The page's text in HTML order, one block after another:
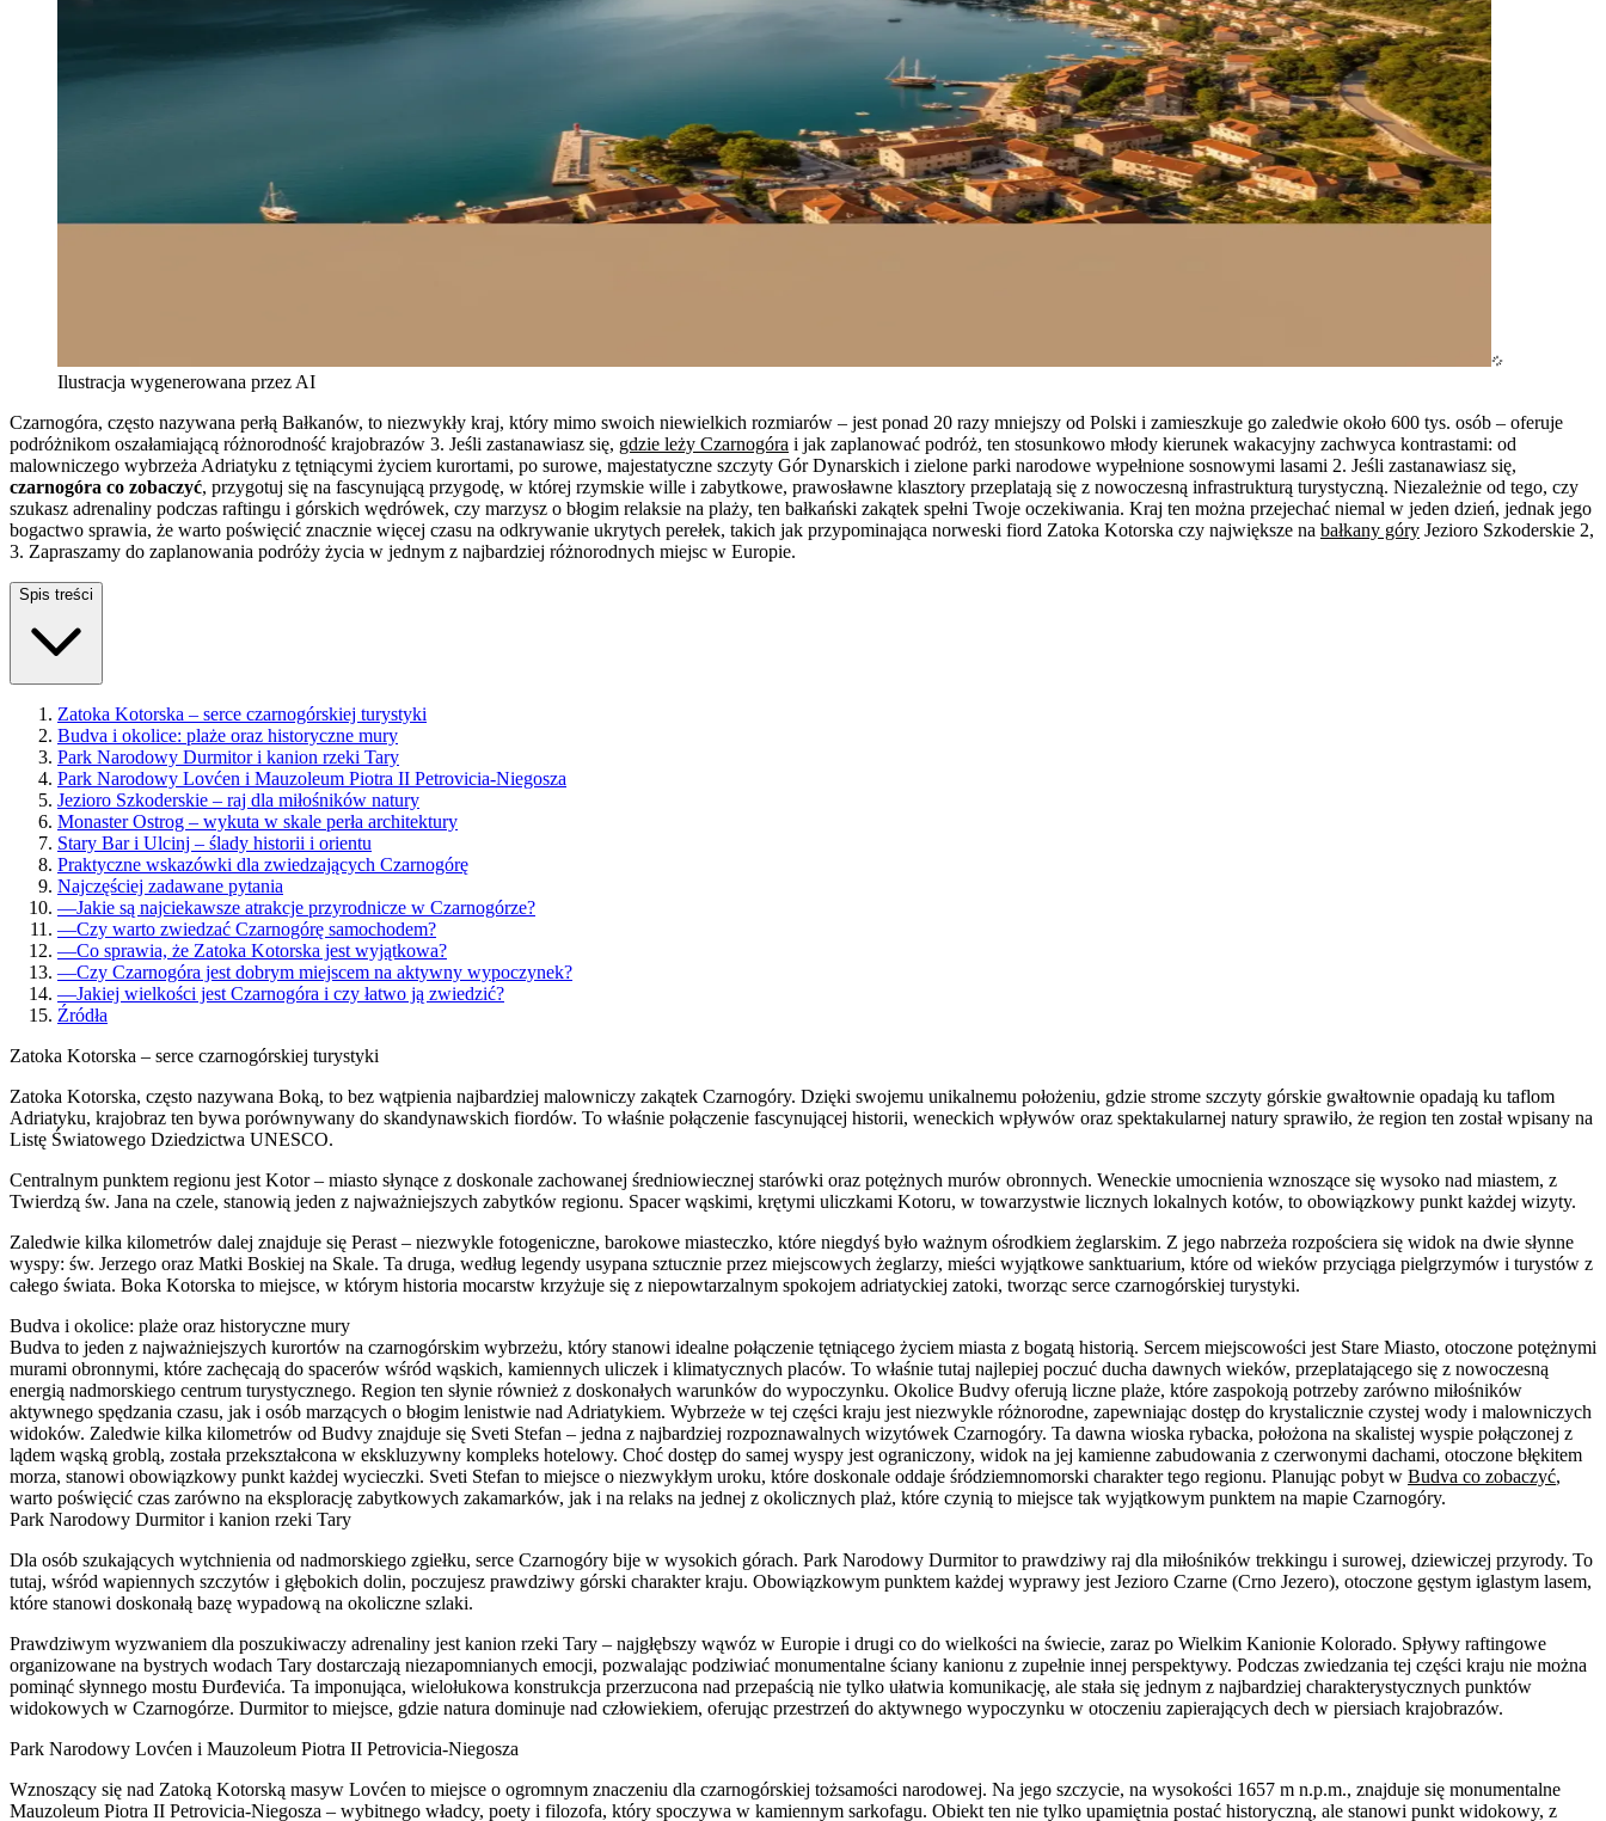
Ilustracja wygenerowana przez AI
Czarnogóra, często nazywana perłą Bałkanów, to niezwykły kraj, który mimo swoich niewielkich rozmiarów – jest ponad 20 razy mniejszy od Polski i zamieszkuje go zaledwie około 600 tys. osób – oferuje
podróżnikom oszałamiającą różnorodność krajobrazów 3. Jeśli zastanawiasz się, gdzie leży Czarnogóra i jak zaplanować podróż, ten stosunkowo młody kierunek wakacyjny zachwyca kontrastami: od
malowniczego wybrzeża Adriatyku z tętniącymi życiem kurortami, po surowe, majestatyczne szczyty Gór Dynarskich i zielone parki narodowe wypełnione sosnowymi lasami 2. Jeśli zastanawiasz się,
czarnogóra co zobaczyć, przygotuj się na fascynującą przygodę, w której rzymskie wille i zabytkowe, prawosławne klasztory przeplatają się z nowoczesną infrastrukturą turystyczną. Niezależnie od tego, czy
szukasz adrenaliny podczas raftingu i górskich wędrówek, czy marzysz o błogim relaksie na plaży, ten bałkański zakątek spełni Twoje oczekiwania. Kraj ten można przejechać niemal w jeden dzień, jednak jego
bogactwo sprawia, że warto poświęcić znacznie więcej czasu na odkrywanie ukrytych perełek, takich jak przypominająca norweski fiord Zatoka Kotorska czy największe na bałkany góry Jezioro Szkoderskie 2,
3. Zapraszamy do zaplanowania podróży życia w jednym z najbardziej różnorodnych miejsc w Europie.
Spis treści
Zatoka Kotorska – serce czarnogórskiej turystyki
Budva i okolice: plaże oraz historyczne mury
Park Narodowy Durmitor i kanion rzeki Tary
Park Narodowy Lovćen i Mauzoleum Piotra II Petrovicia-Niegosza
Jezioro Szkoderskie – raj dla miłośników natury
Monaster Ostrog – wykuta w skale perła architektury
Stary Bar i Ulcinj – ślady historii i orientu
Praktyczne wskazówki dla zwiedzających Czarnogórę
Najczęściej zadawane pytania
—Jakie są najciekawsze atrakcje przyrodnicze w Czarnogórze?
—Czy warto zwiedzać Czarnogórę samochodem?
—Co sprawia, że Zatoka Kotorska jest wyjątkowa?
—Czy Czarnogóra jest dobrym miejscem na aktywny wypoczynek?
—Jakiej wielkości jest Czarnogóra i czy łatwo ją zwiedzić?
Źródła
Zatoka Kotorska – serce czarnogórskiej turystyki
Zatoka Kotorska, często nazywana Boką, to bez wątpienia najbardziej malowniczy zakątek Czarnogóry. Dzięki swojemu unikalnemu położeniu, gdzie strome szczyty górskie gwałtownie opadają ku taflom
Adriatyku, krajobraz ten bywa porównywany do skandynawskich fiordów. To właśnie połączenie fascynującej historii, weneckich wpływów oraz spektakularnej natury sprawiło, że region ten został wpisany na
Listę Światowego Dziedzictwa UNESCO.
Centralnym punktem regionu jest Kotor – miasto słynące z doskonale zachowanej średniowiecznej starówki oraz potężnych murów obronnych. Weneckie umocnienia wznoszące się wysoko nad miastem, z
Twierdzą św. Jana na czele, stanowią jeden z najważniejszych zabytków regionu. Spacer wąskimi, krętymi uliczkami Kotoru, w towarzystwie licznych lokalnych kotów, to obowiązkowy punkt każdej wizyty.
Zaledwie kilka kilometrów dalej znajduje się Perast – niezwykle fotogeniczne, barokowe miasteczko, które niegdyś było ważnym ośrodkiem żeglarskim. Z jego nabrzeża rozpościera się widok na dwie słynne
wyspy: św. Jerzego oraz Matki Boskiej na Skale. Ta druga, według legendy usypana sztucznie przez miejscowych żeglarzy, mieści wyjątkowe sanktuarium, które od wieków przyciąga pielgrzymów i turystów z
całego świata. Boka Kotorska to miejsce, w którym historia mocarstw krzyżuje się z niepowtarzalnym spokojem adriatyckiej zatoki, tworząc serce czarnogórskiej turystyki.
Budva i okolice: plaże oraz historyczne mury
Budva to jeden z najważniejszych kurortów na czarnogórskim wybrzeżu, który stanowi idealne połączenie tętniącego życiem miasta z bogatą historią. Sercem miejscowości jest Stare Miasto, otoczone potężnymi
murami obronnymi, które zachęcają do spacerów wśród wąskich, kamiennych uliczek i klimatycznych placów. To właśnie tutaj najlepiej poczuć ducha dawnych wieków, przeplatającego się z nowoczesną
energią nadmorskiego centrum turystycznego. Region ten słynie również z doskonałych warunków do wypoczynku. Okolice Budvy oferują liczne plaże, które zaspokoją potrzeby zarówno miłośników
aktywnego spędzania czasu, jak i osób marzących o błogim lenistwie nad Adriatykiem. Wybrzeże w tej części kraju jest niezwykle różnorodne, zapewniając dostęp do krystalicznie czystej wody i malowniczych
widoków. Zaledwie kilka kilometrów od Budvy znajduje się Sveti Stefan – jedna z najbardziej rozpoznawalnych wizytówek Czarnogóry. Ta dawna wioska rybacka, położona na skalistej wyspie połączonej z
lądem wąską groblą, została przekształcona w ekskluzywny kompleks hotelowy. Choć dostęp do samej wyspy jest ograniczony, widok na jej kamienne zabudowania z czerwonymi dachami, otoczone błękitem
morza, stanowi obowiązkowy punkt każdej wycieczki. Sveti Stefan to miejsce o niezwykłym uroku, które doskonale oddaje śródziemnomorski charakter tego regionu. Planując pobyt w Budva co zobaczyć,
warto poświęcić czas zarówno na eksplorację zabytkowych zakamarków, jak i na relaks na jednej z okolicznych plaż, które czynią to miejsce tak wyjątkowym punktem na mapie Czarnogóry.
Park Narodowy Durmitor i kanion rzeki Tary
Dla osób szukających wytchnienia od nadmorskiego zgiełku, serce Czarnogóry bije w wysokich górach. Park Narodowy Durmitor to prawdziwy raj dla miłośników trekkingu i surowej, dziewiczej przyrody. To
tutaj, wśród wapiennych szczytów i głębokich dolin, poczujesz prawdziwy górski charakter kraju. Obowiązkowym punktem każdej wyprawy jest Jezioro Czarne (Crno Jezero), otoczone gęstym iglastym lasem,
które stanowi doskonałą bazę wypadową na okoliczne szlaki.
Prawdziwym wyzwaniem dla poszukiwaczy adrenaliny jest kanion rzeki Tary – najgłębszy wąwóz w Europie i drugi co do wielkości na świecie, zaraz po Wielkim Kanionie Kolorado. Spływy raftingowe
organizowane na bystrych wodach Tary dostarczają niezapomnianych emocji, pozwalając podziwiać monumentalne ściany kanionu z zupełnie innej perspektywy. Podczas zwiedzania tej części kraju nie można
pominąć słynnego mostu Đurđevića. Ta imponująca, wielołukowa konstrukcja przerzucona nad przepaścią nie tylko ułatwia komunikację, ale stała się jednym z najbardziej charakterystycznych punktów
widokowych w Czarnogórze. Durmitor to miejsce, gdzie natura dominuje nad człowiekiem, oferując przestrzeń do aktywnego wypoczynku w otoczeniu zapierających dech w piersiach krajobrazów.
Park Narodowy Lovćen i Mauzoleum Piotra II Petrovicia-Niegosza
Wznoszący się nad Zatoką Kotorską masyw Lovćen to miejsce o ogromnym znaczeniu dla czarnogórskiej tożsamości narodowej. Na jego szczycie, na wysokości 1657 m n.p.m., znajduje się monumentalne
Mauzoleum Piotra II Petrovicia-Niegosza – wybitnego władcy, poety i filozofa, który spoczywa w kamiennym sarkofagu. Obiekt ten nie tylko upamiętnia postać historyczną, ale stanowi punkt widokowy, z